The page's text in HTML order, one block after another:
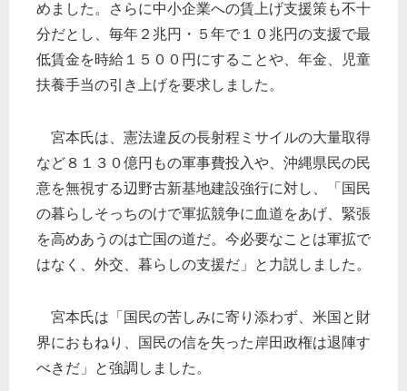
めました。さらに中小企業への賃上げ支援策も不十
分だとし、毎年２兆円・５年で１０兆円の支援で最
低賃金を時給１５００円にすることや、年金、児童
扶養手当の引き上げを要求しました。
宮本氏は、憲法違反の長射程ミサイルの大量取得
など８１３０億円もの軍事費投入や、沖縄県民の民
意を無視する辺野古新基地建設強行に対し、「国民
の暮らしそっちのけで軍拡競争に血道をあげ、緊張
を高めあうのは亡国の道だ。今必要なことは軍拡で
はなく、外交、暮らしの支援だ」と力説しました。
宮本氏は「国民の苦しみに寄り添わず、米国と財
界におもねり、国民の信を失った岸田政権は退陣す
べきだ」と強調しました。